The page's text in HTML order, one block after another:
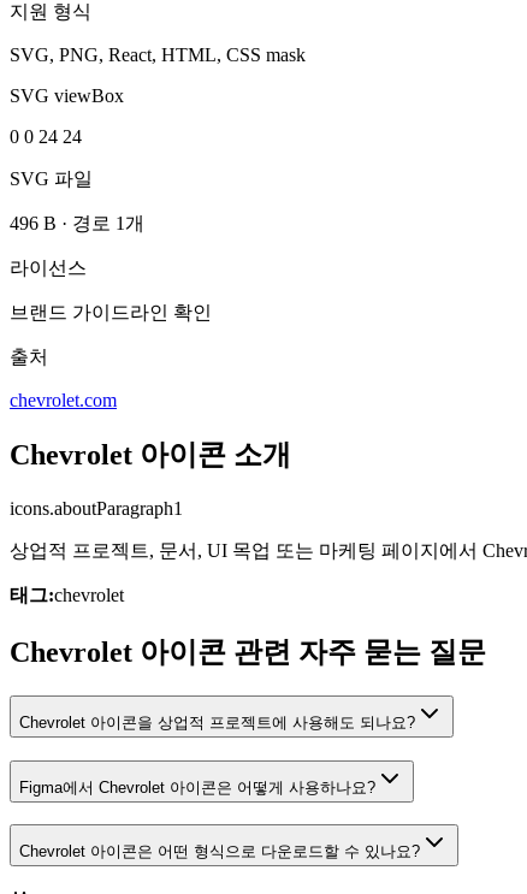
지원 형식
SVG, PNG, React, HTML, CSS mask
SVG viewBox
0 0 24 24
SVG 파일
496 B · 경로 1개
라이선스
브랜드 가이드라인 확인
출처
chevrolet.com
Chevrolet 아이콘 소개
icons.aboutParagraph1
상업적 프로젝트, 문서, UI 목업 또는 마케팅 페이지에서
태그:chevrolet
Chevrolet 아이콘 관련 자주 묻는 질문
Chevrolet 아이콘을 상업적 프로젝트에 사용해도 되나요?
Figma에서 Chevrolet 아이콘은 어떻게 사용하나요?
Chevrolet 아이콘은 어떤 형식으로 다운로드할 수 있나요?